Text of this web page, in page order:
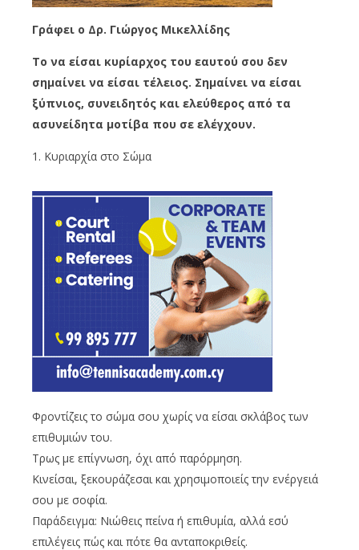
Γράφει ο Δρ. Γιώργος Μικελλίδης
Το να είσαι κυρίαρχος του εαυτού σου δεν
σημαίνει να είσαι τέλειος. Σημαίνει να είσαι
ξύπνιος, συνειδητός και ελεύθερος από τα
ασυνείδητα μοτίβα που σε ελέγχουν.
1. Κυριαρχία στο Σώμα
Φροντίζεις το σώμα σου χωρίς να είσαι σκλάβος των
επιθυμιών του.
Τρως με επίγνωση, όχι από παρόρμηση.
Κινείσαι, ξεκουράζεσαι και χρησιμοποιείς την ενέργειά
σου με σοφία.
Παράδειγμα: Νιώθεις πείνα ή επιθυμία, αλλά εσύ
επιλέγεις πώς και πότε θα ανταποκριθείς.